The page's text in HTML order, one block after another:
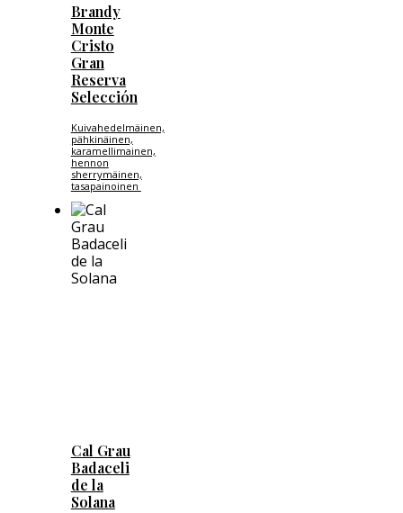
Brandy
Monte
Cristo
Gran
Reserva
Selección
Kuivahedelmäinen,
pähkinäinen,
karamellimainen,
hennon
sherrymäinen,
tasapainoinen
Cal Grau
Badaceli
de la
Solana